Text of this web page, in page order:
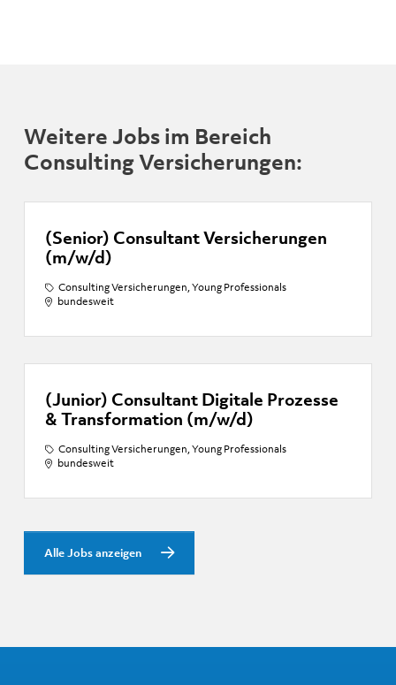
Weitere Jobs im Bereich
Consulting Versicherungen:
(Senior) Consultant Versicherungen
(m/w/d)
Consulting Versicherungen, Young Professionals
bundesweit
(Junior) Consultant Digitale Prozesse
& Transformation (m/w/d)
Consulting Versicherungen, Young Professionals
bundesweit
Alle Jobs anzeigen